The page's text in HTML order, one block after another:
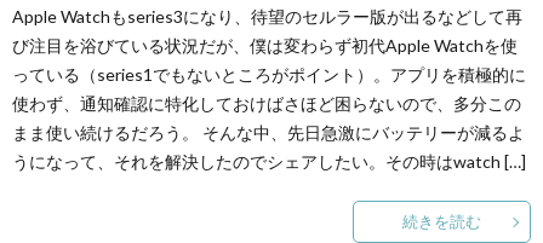
Apple Watchもseries3になり、待望のセルラー版が出るなどして再
び注目を浴びている状況だが、僕は変わらず初代Apple Watchを使
っている（series1でもないところがポイント）。アプリを積極的に
使わず、通知確認に特化しておけばさほど困らないので、多分この
まま使い続けるだろう。 そんな中、先日急激にバッテリーが減るよ
うになって、それを解決したのでシェアしたい。その時はwatch […]
続きを読む